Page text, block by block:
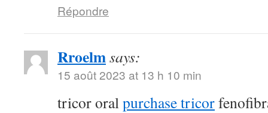
Répondre
Rroelmsays:
15 août 2023 at 13 h 10 min
tricor oralpurchase tricor